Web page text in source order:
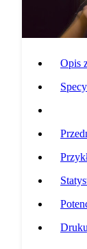
Opis